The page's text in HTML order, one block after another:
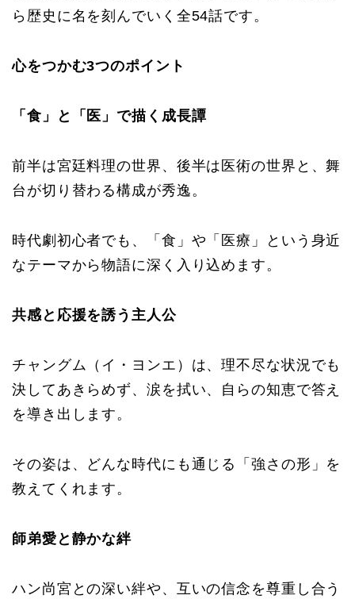
ら歴史に名を刻んでいく全54話です。
心をつかむ3つのポイント
「食」と「医」で描く成長譚
前半は宮廷料理の世界、後半は医術の世界と、舞
台が切り替わる構成が秀逸。
時代劇初心者でも、「食」や「医療」という身近
なテーマから物語に深く入り込めます。
共感と応援を誘う主人公
チャングム（イ・ヨンエ）は、理不尽な状況でも
決してあきらめず、涙を拭い、自らの知恵で答え
を導き出します。
その姿は、どんな時代にも通じる「強さの形」を
教えてくれます。
師弟愛と静かな絆
ハン尚宮との深い絆や、互いの信念を尊重し合う